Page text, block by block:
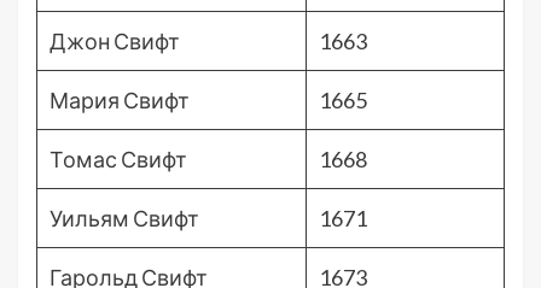
Джон Свифт 1663
Мария Свифт 1665
Томас Свифт 1668
Уильям Свифт 1671
Гарольд Свифт 1673